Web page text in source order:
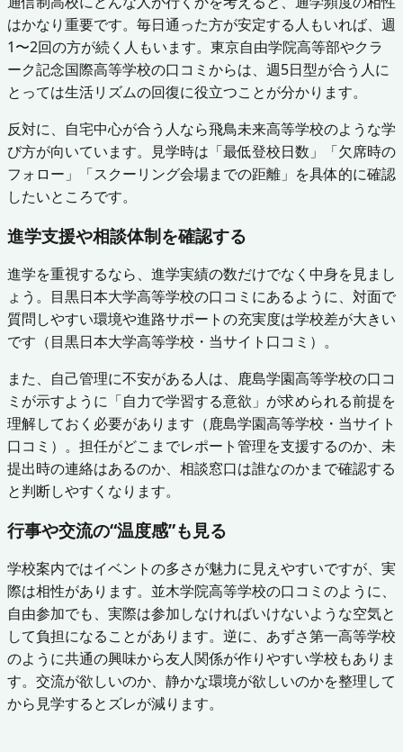
はかなり重要です。毎日通った方が安定する人もいれば、週
1〜2回の方が続く人もいます。東京自由学院高等部やクラ
ーク記念国際高等学校の口コミからは、週5日型が合う人に
とっては生活リズムの回復に役立つことが分かります。
反対に、自宅中心が合う人なら飛鳥未来高等学校のような学
び方が向いています。見学時は「最低登校日数」「欠席時の
フォロー」「スクーリング会場までの距離」を具体的に確認
したいところです。
進学支援や相談体制を確認する
進学を重視するなら、進学実績の数だけでなく中身を見まし
ょう。目黒日本大学高等学校の口コミにあるように、対面で
質問しやすい環境や進路サポートの充実度は学校差が大きい
です（目黒日本大学高等学校・当サイト口コミ）。
また、自己管理に不安がある人は、鹿島学園高等学校の口コ
ミが示すように「自力で学習する意欲」が求められる前提を
理解しておく必要があります（鹿島学園高等学校・当サイト
口コミ）。担任がどこまでレポート管理を支援するのか、未
提出時の連絡はあるのか、相談窓口は誰なのかまで確認する
と判断しやすくなります。
行事や交流の“温度感”も見る
学校案内ではイベントの多さが魅力に見えやすいですが、実
際は相性があります。並木学院高等学校の口コミのように、
自由参加でも、実際は参加しなければいけないような空気と
して負担になることがあります。逆に、あずさ第一高等学校
のように共通の興味から友人関係が作りやすい学校もありま
す。交流が欲しいのか、静かな環境が欲しいのかを整理して
から見学するとズレが減ります。